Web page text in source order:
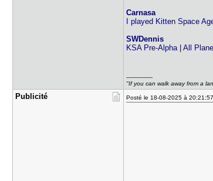
Carnasa
I played Kitten Space
SWDennis
KSA Pre-Alpha | All
---------------
"If you can walk away from a
Publicité Posté le 18-08-2025 à